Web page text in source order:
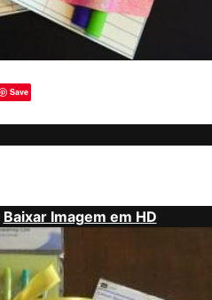
Save
Baixar Imagem em HD